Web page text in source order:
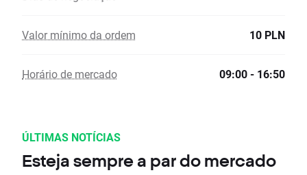
Valor mínimo da ordem 10 PLN
Horário de mercado 09:00 - 16:50
ÚLTIMAS NOTÍCIAS
Esteja sempre a par do mercado